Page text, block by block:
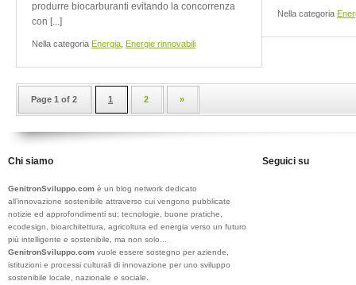
produrre biocarburanti evitando la concorrenza
con [...]
Nella categoria Energia Energie rinnovabili
Nella categoria
Page 1 of 2 1 2 »
Chi siamo
GenitronSviluppo.com è un blog network dedicato
all’innovazione sostenibile attraverso cui vengono pubblicate
notizie ed approfondimenti su: tecnologie, buone pratiche,
ecodesign, bioarchitettura, agricoltura ed energia verso un futuro
più intelligente e sostenibile, ma non solo...
GenitronSviluppo.com vuole essere sostegno per aziende,
istituzioni e processi culturali di innovazione per uno sviluppo
sostenibile locale, nazionale e sociale.
Seguici su